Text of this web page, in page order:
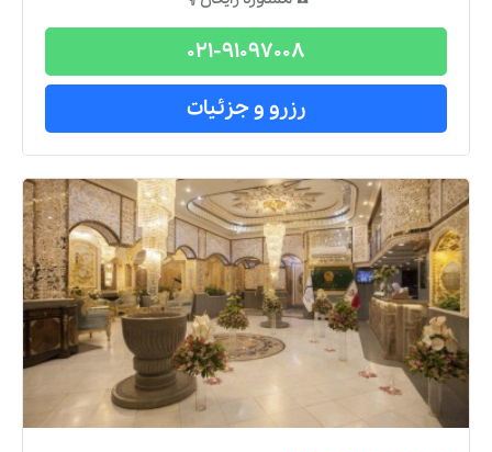
021-91097008
رزرو و جزئیات